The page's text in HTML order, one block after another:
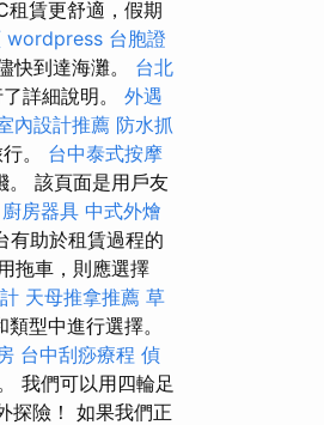
租賃更舒適，假期
wordpress 台胞證
快到達海灘。 台北
詳細說明。 外遇
內設計推薦 防水抓
。 台中泰式按摩
。 該頁面是用戶友
廚房器具 中式外燴
有助於租賃過程的
拖車，則應選擇
天母推拿推薦 草
型中進行選擇。
台中刮痧療程 偵
我們可以用四輪足
探險！ 如果我們正